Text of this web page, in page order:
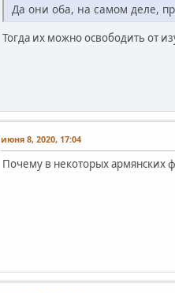
Да они оба, на самом деле,
Тогда их можно освободить от
июня 8, 2020, 17:04
Почему в некоторых армянских